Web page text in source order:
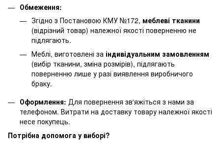
Обмеження:
Згідно з Постановою КМУ №172, меблеві тканини
(відрізний товар) належної якості поверненню не
підлягають.
Меблі, виготовлені за індивідуальним замовленням
(вибір тканини, зміна розмірів), підлягають
поверненню лише у разі виявлення виробничого
браку.
Оформлення: Для повернення зв'яжіться з нами за
телефоном. Витрати на доставку товару належної якості
несе покупець.
Потрібна допомога у виборі?